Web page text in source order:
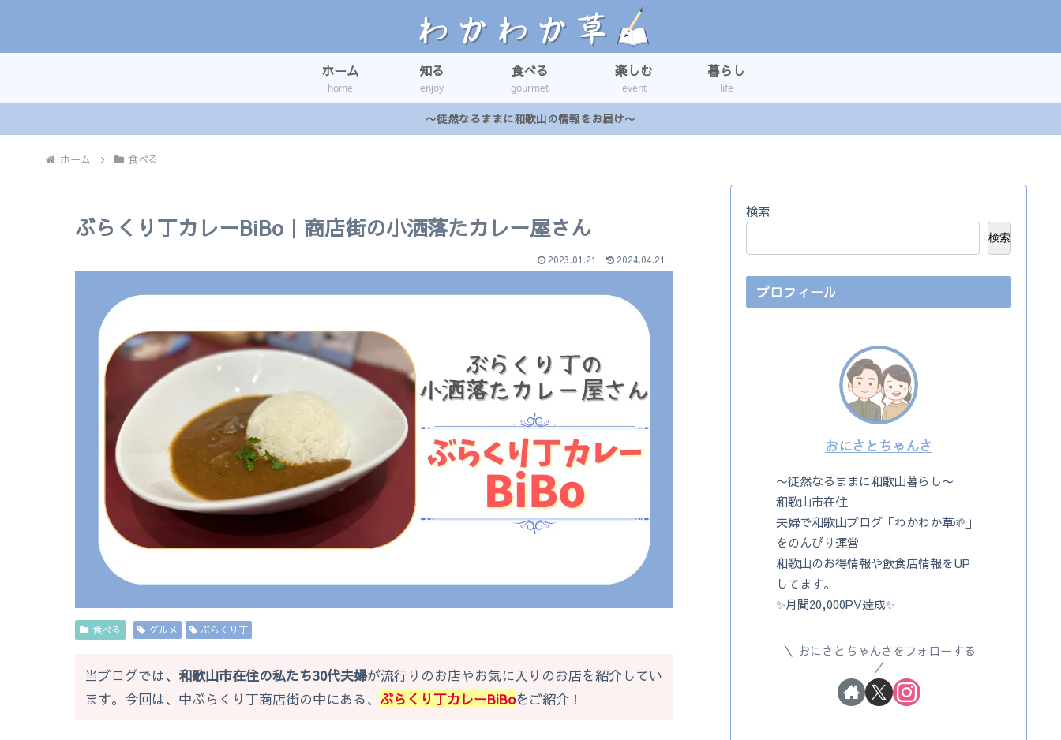
ホーム
home
知る
enjoy
食べる
gourmet
楽しむ
event
暮らし
life
〜徒然なるままに和歌山の情報をお届け〜
ホーム 食べる
ぶらくり丁カレーBiBo｜商店街の小洒落たカレー屋さん
2023.01.21 2024.04.21
食べる グルメ ぶらくり丁
当ブログでは、 和歌山市在住の私たち30代夫婦が流行りのお店やお気に入りのお店を紹介してい
ます。今回は、中ぶらくり丁商店街の中にある、 ぶらくり丁カレーBiBoをご紹介！
検索
検索
プロフィール
おにさとちゃんさ
〜徒然なるままに和歌山暮らし〜
和歌山市在住
夫婦で和歌山ブログ「わかわか草🌱」
をのんびり運営
和歌山のお得情報や飲食店情報をUP
してます。
✨月間20,000PV達成✨
おにさとちゃんさをフォローする